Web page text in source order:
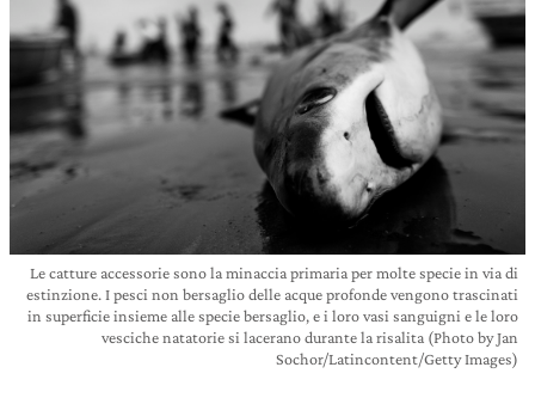
Le catture accessorie sono la minaccia primaria per molte specie in via di
estinzione. I pesci non bersaglio delle acque profonde vengono trascinati
in superficie insieme alle specie bersaglio, e i loro vasi sanguigni e le loro
vesciche natatorie si lacerano durante la risalita (Photo by Jan
Sochor/Latincontent/Getty Images)